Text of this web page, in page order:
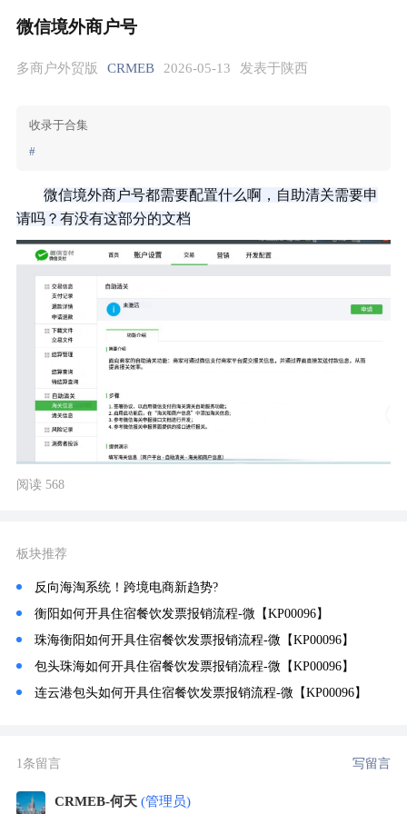
微信境外商户号
多商户外贸版 CRMEB 2026-05-13 发表于陕西
收录于合集
#
微信境外商户号都需要配置什么啊，自助清关需要申
请吗？有没有这部分的文档
阅读 568
板块推荐
反向海淘系统！跨境电商新趋势?
衡阳如何开具住宿餐饮发票报销流程-微【KP00096】
珠海衡阳如何开具住宿餐饮发票报销流程-微【KP00096】
包头珠海如何开具住宿餐饮发票报销流程-微【KP00096】
连云港包头如何开具住宿餐饮发票报销流程-微【KP00096】
1条留言 写留言
CRMEB-何天 (管理员)